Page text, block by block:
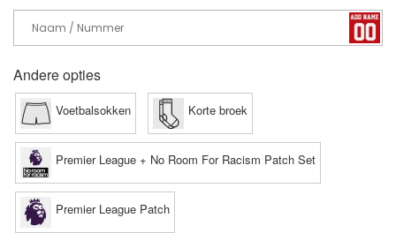
Andere opties
Voetbalsokken Korte broek
Premier League + No Room For Racism Patch Set
Premier League Patch